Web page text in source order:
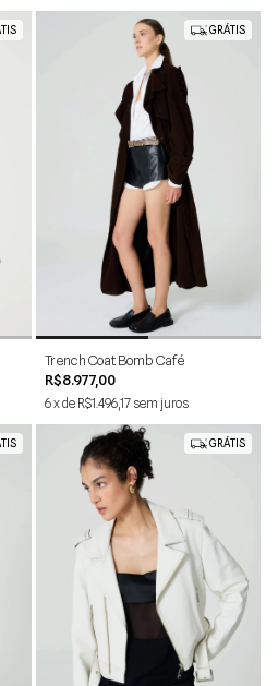
GRÁTIS
Trench Coat Bomb Café
R$8.977,00
6xde R$1.496,17 sem juros
GRÁTIS